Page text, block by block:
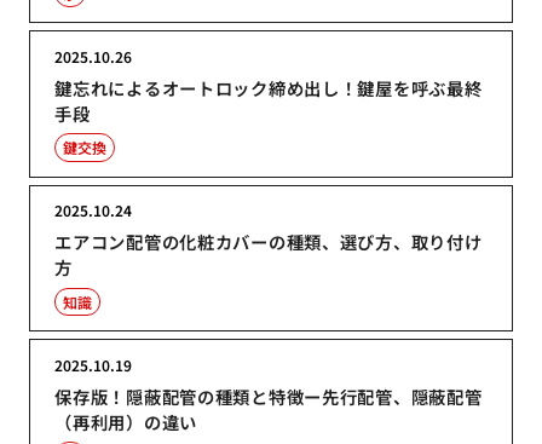
鍵忘れによるオートロック締め出し！鍵屋を呼ぶ最終
手段
2025.10.26
鍵交換
エアコン配管の化粧カバーの種類、選び方、取り付け
方
2025.10.24
知識
保存版！隠蔽配管の種類と特徴ー先行配管、隠蔽配管
（再利用）の違い
2025.10.19